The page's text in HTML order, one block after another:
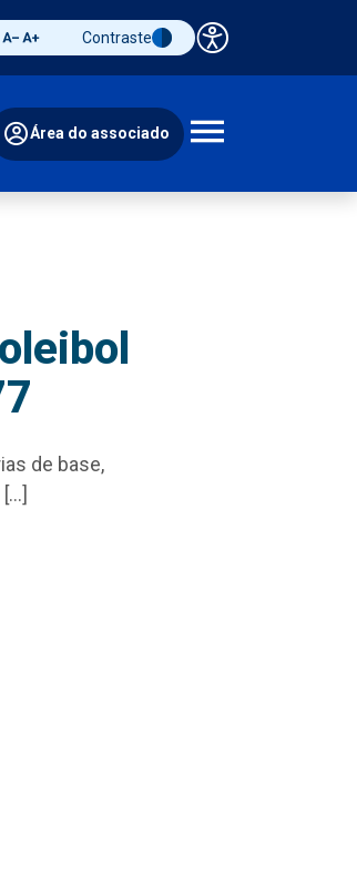
Diminuir fonte
Aumentar fonteAlternar contraste
Contraste Painel de
Área do associado
Abrir
de base,